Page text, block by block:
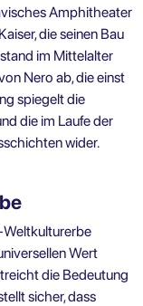
Amphitheater
die seinen Bau
im Mittelalter
Nero ab, die einst
spiegelt die
die im Laufe der
wider.
Wert
die Bedeutung
sicher, dass